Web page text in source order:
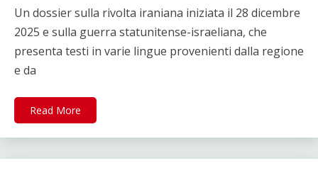
Un dossier sulla rivolta iraniana iniziata il 28 dicembre
2025 e sulla guerra statunitense-israeliana, che
presenta testi in varie lingue provenienti dalla regione
e da
Read More